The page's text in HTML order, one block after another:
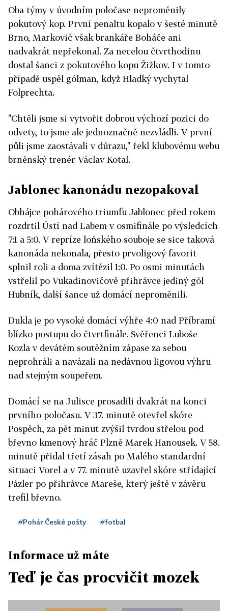
Oba týmy v úvodním poločase neproměnily
pokutový kop. První penaltu kopalo v šesté minutě
Brno, Markovič však brankáře Boháče ani
nadvakrát nepřekonal. Za necelou čtvrthodinu
dostal šanci z pokutového kopu Žižkov. I v tomto
případě uspěl gólman, když Hladký vychytal
Folprechta.
"Chtěli jsme si vytvořit dobrou výchozí pozici do
odvety, to jsme ale jednoznačně nezvládli. V první
půli jsme zaostávali v důrazu," řekl klubovému webu
brněnský trenér Václav Kotal.
Jablonec kanonádu nezopakoval
Obhájce pohárového triumfu Jablonec před rokem
rozdrtil Ústí nad Labem v osmifinále po výsledcích
7:1 a 5:0. V repríze loňského souboje se sice taková
kanonáda nekonala, přesto prvoligový favorit
splnil roli a doma zvítězil 1:0. Po osmi minutách
vstřelil po Vukadinovičově přihrávce jediný gól
Hubník, další šance už domácí neproměnili.
Dukla je po vysoké domácí výhře 4:0 nad Příbramí
blízko postupu do čtvrtfinále. Svěřenci Luboše
Kozla v devátém soutěžním zápase za sebou
neprohráli a navázali na nedávnou ligovou výhru
nad stejným soupeřem.
Domácí se na Julisce prosadili dvakrát na konci
prvního poločasu. V 37. minutě otevřel skóre
Pospěch, za pět minut zvýšil tvrdou střelou pod
břevno kmenový hráč Plzně Marek Hanousek. V 58.
minutě přidal třetí zásah po Malého standardní
situaci Vorel a v 77. minutě uzavřel skóre střídající
Pázler po přihrávce Mareše, který ještě v závěru
trefil břevno.
#Pohár České pošty #fotbal
Informace už máte
Teď je čas procvičit mozek